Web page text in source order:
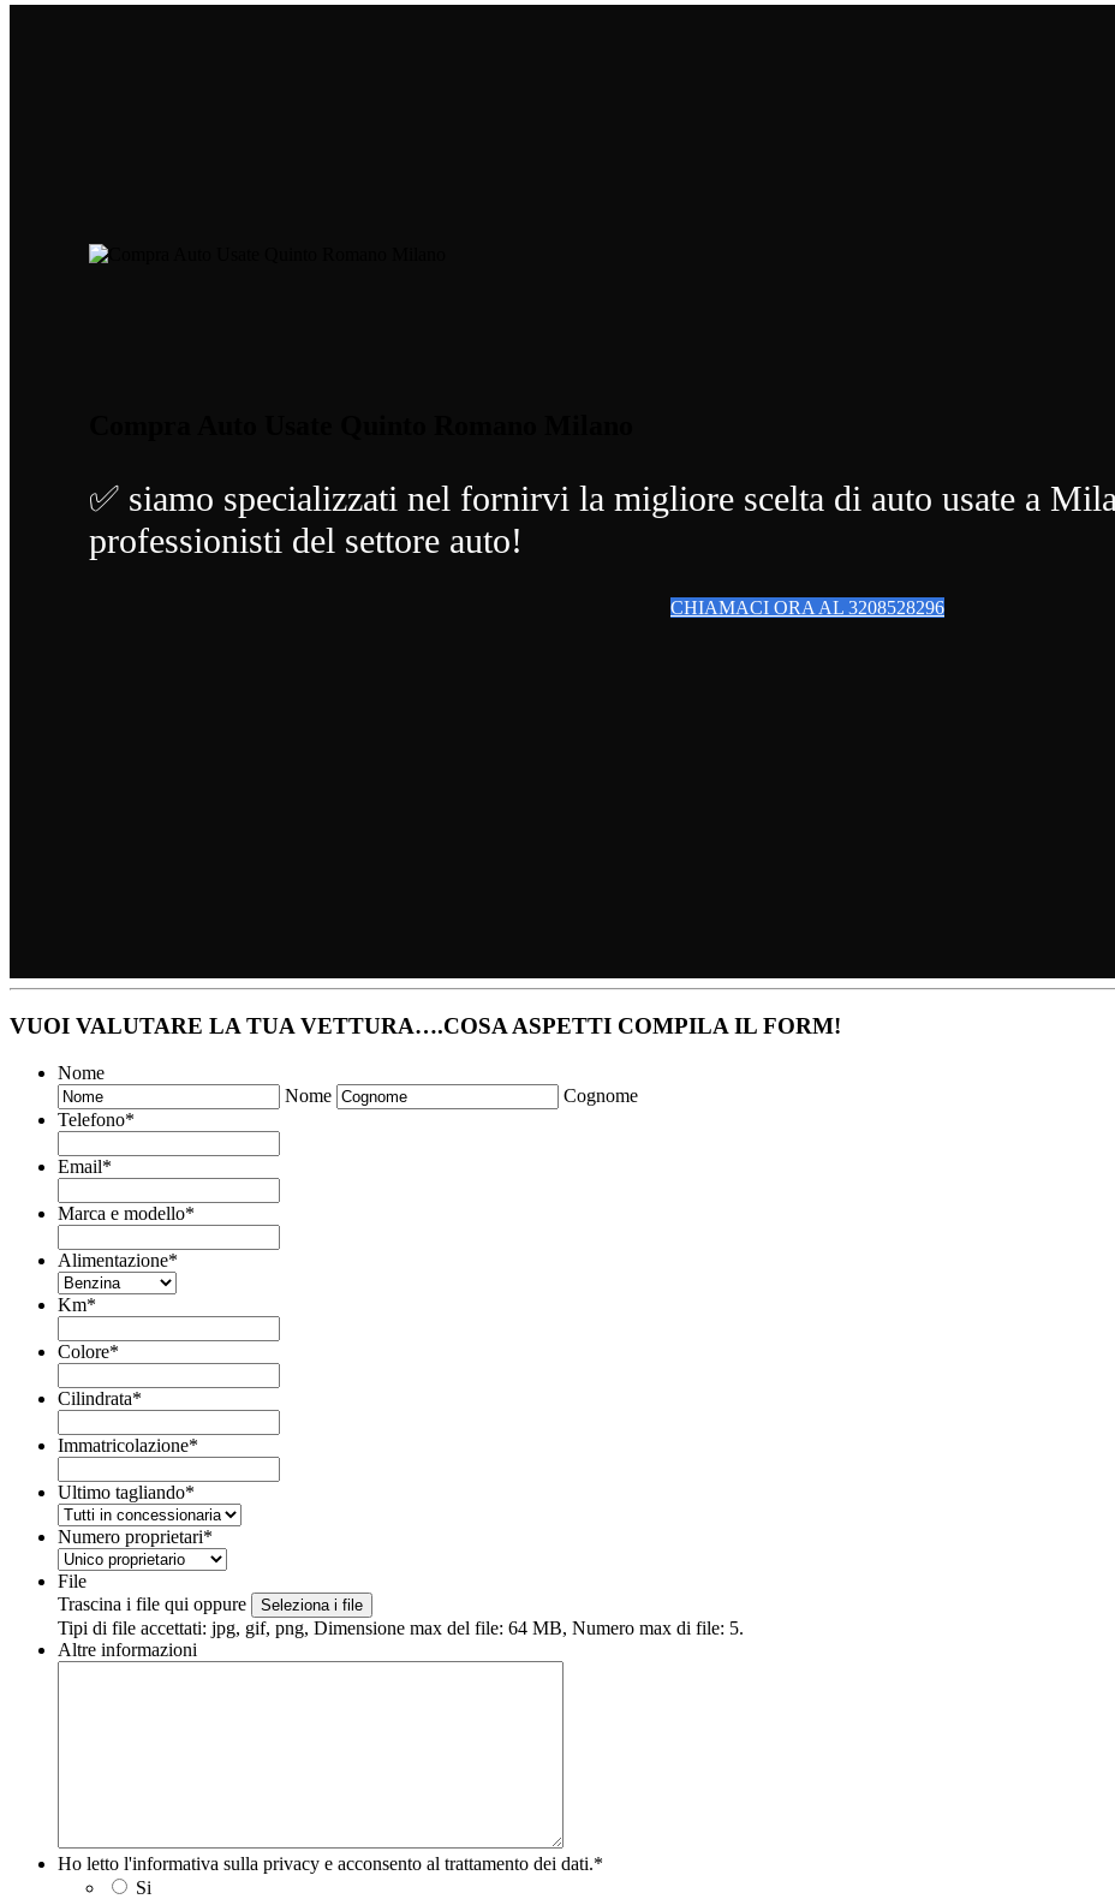
✅ siamo specializzati nel fornirvi la migliore scelta di auto usate a
professionisti del settore auto!
CHIAMACI ORA AL 3208528296
VUOI VALUTARE LA TUA VETTURA….COSA ASPETTI COMPILA IL FORM!
Nome
Nome
Cognome
Telefono*
Email*
Marca e modello*
Alimentazione*
Km*
Colore*
Cilindrata*
Immatricolazione*
Ultimo tagliando*
Numero proprietari*
File
Trascina i file qui oppure
Seleziona i file
Tipi di file accettati: jpg, gif, png, Dimensione max del file: 64 MB, Numero max di file: 5.
Altre informazioni
Ho letto l'informativa sulla privacy e acconsento al trattamento dei dati.*
Si